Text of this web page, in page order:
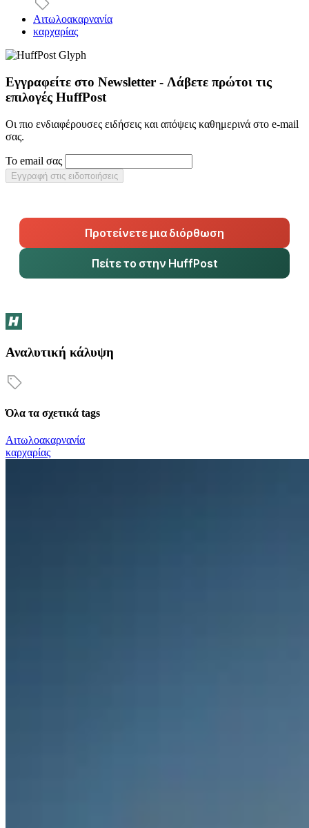
Αιτωλοακαρνανία
καρχαρίας
Εγγραφείτε στο Newsletter - Λάβετε πρώτοι τις
επιλογές HuffPost
Οι πιο ενδιαφέρουσες ειδήσεις και απόψεις καθημερινά στο e-mail
σας.
Το email σας
Εγγραφή στις ειδοποιήσεις
Προτείνετε μια διόρθωση
Πείτε το στην HuffPost
Αναλυτική κάλυψη
Όλα τα σχετικά tags
Αιτωλοακαρνανία
καρχαρίας